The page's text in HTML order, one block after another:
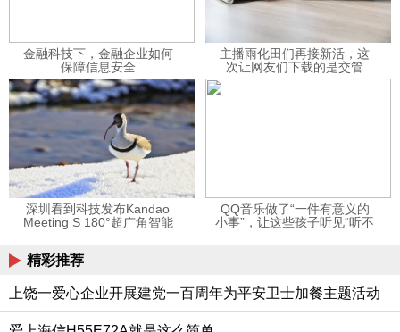
金融科技下，金融企业如何
保障信息安全
主播雨化田们再接新活，这
次让网友们下载的是交管
12123APP
深圳看到科技发布Kandao
Meeting S 180°超广角智能
QQ音乐做了“一件有意义的
小事”，让这些孩子听见“听不
精彩推荐
上饶一爱心企业开展建党一百周年为平安卫士加餐主题活动